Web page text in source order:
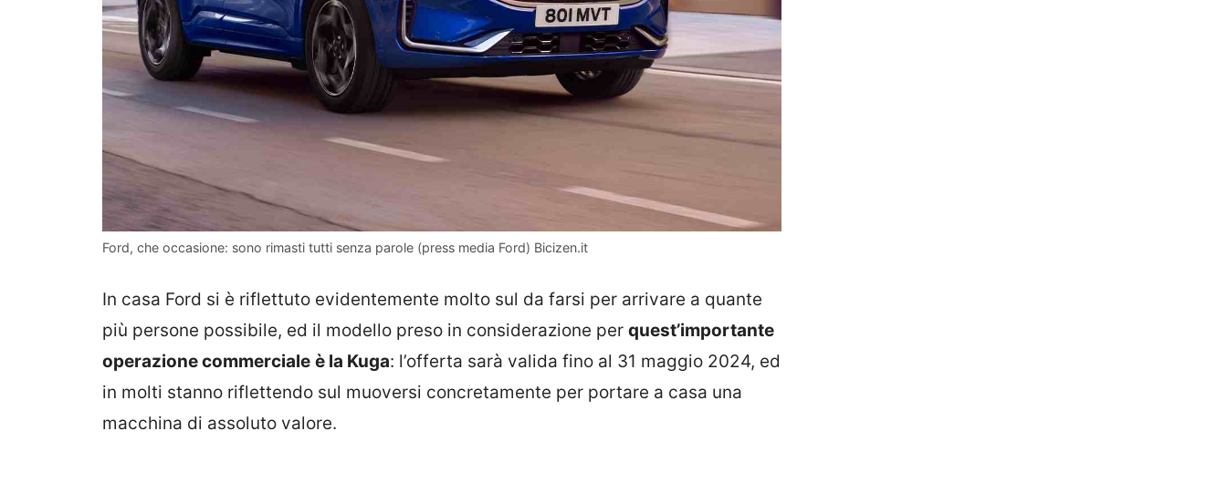
Ford, che occasione: sono rimasti tutti senza parole (press media Ford) Bicizen.it
In casa Ford si è riflettuto evidentemente molto sul da farsi per arrivare a quante
più persone possibile, ed il modello preso in considerazione per quest’importante
operazione commerciale è la Kuga: l’offerta sarà valida fino al 31 maggio 2024, ed
in molti stanno riflettendo sul muoversi concretamente per portare a casa una
macchina di assoluto valore.